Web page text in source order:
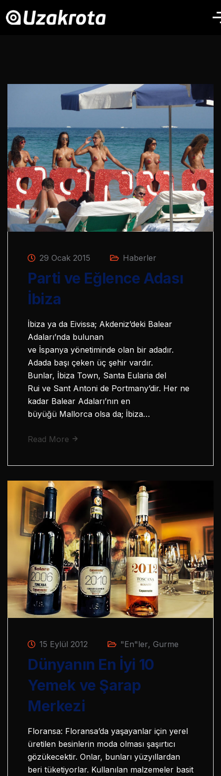
29 Ocak 2015 Haberler
Parti ve Eğlence Adası
İbiza
İbiza ya da Eivissa; Akdeniz’deki Balear
Adaları’nda bulunan
ve İspanya yönetiminde olan bir adadır.
Adada başı çeken üç şehir vardır.
Bunlar, İbiza Town, Santa Eularia del
Rui ve Sant Antoni de Portmany’dir. Her ne
kadar Balear Adaları’nın en
büyüğü Mallorca olsa da; İbiza…
Read More
15 Eylül 2012 "En"ler, Gurme
Dünyanın En İyi 10
Yemek ve Şarap
Merkezi
Floransa: Floransa’da yaşayanlar için yerel
üretilen besinlerin moda olması şaşırtıcı
gözükecektir. Onlar, bunları yüzyıllardan
beri tüketiyorlar. Kullanılan malzemeler basit